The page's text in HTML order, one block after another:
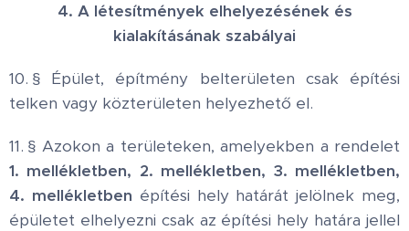
4. A létesítmények elhelyezésének és
kialakításának szabályai
10. § Épület, építmény belterületen csak építési
telken vagy közterületen helyezhető el.
11. § Azokon a területeken, amelyekben a rendelet
1. mellékletben, 2. mellékletben, 3. mellékletben,
4. mellékletben építési hely határát jelölnek meg,
épületet elhelyezni csak az építési hely határa jellel